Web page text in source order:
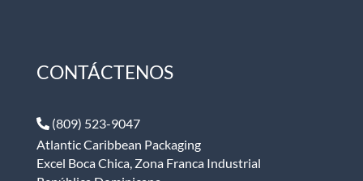
CONTÁCTENOS
(809) 523-9047
Atlantic Caribbean Packaging
Excel Boca Chica, Zona Franca Industrial